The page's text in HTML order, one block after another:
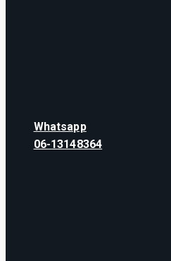
Whatsapp
06-13148364